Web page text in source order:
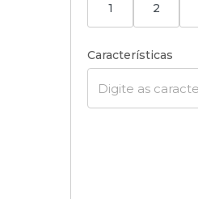
1 2
Características